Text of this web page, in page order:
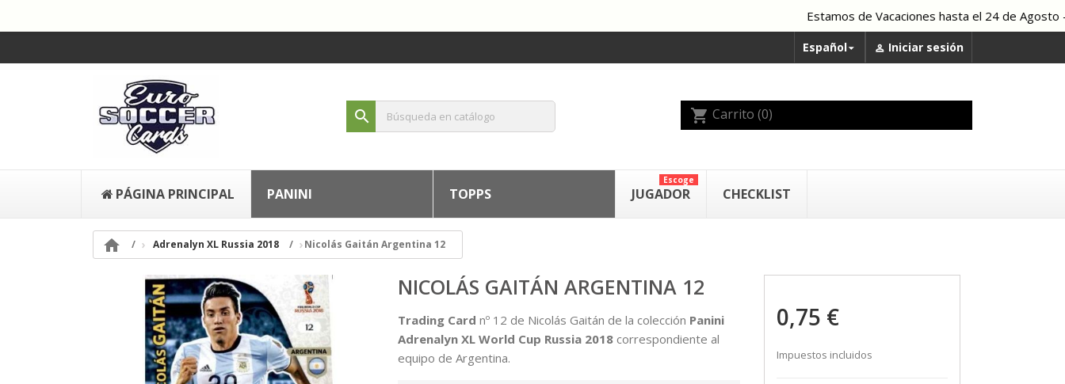
Estamos de Vacaciones hasta el 24 de Agosto
Español  Iniciar sesión
search shopping_cart Carrito (0)
PÁGINA PRINCIPAL PANINI TOPPS JUGADOR
Escoge
CHECKLIST
 Adrenalyn XL Russia 2018 Nicolás Gaitán Argentina 12
NICOLÁS GAITÁN ARGENTINA 12
Trading Card nº 12 de Nicolás Gaitán de la colección Panini
Adrenalyn XL World Cup Russia 2018correspondiente al
equipo de Argentina.
0,75 €
Impuestos incluidos